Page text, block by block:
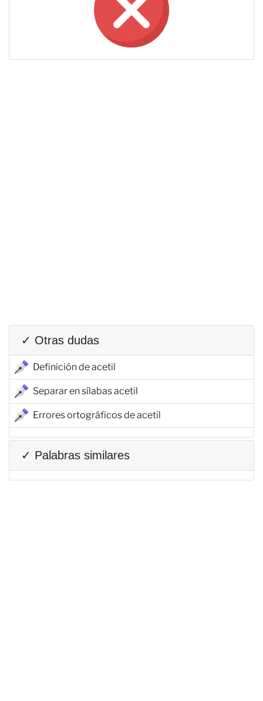
✓ Otras dudas
Definición de acetil
Separar en sílabas acetil
Errores ortográficos de acetil
✓ Palabras similares